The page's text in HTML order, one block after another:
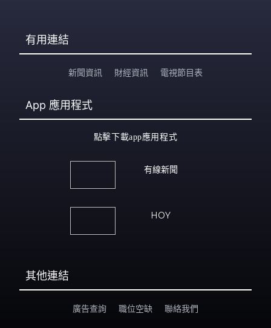
有用連結
新聞資訊 財經資訊 電視節目表
App 應用程式
點擊下載app應用程式
有線新聞
HOY
其他連結
廣告查詢 職位空缺 聯絡我們